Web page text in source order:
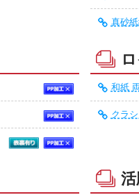
真砂
和紙
クラ
活